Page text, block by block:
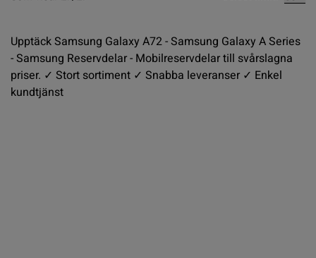
Upptäck Samsung Galaxy A72 - Samsung Galaxy A Series
- Samsung Reservdelar - Mobilreservdelar till svårslagna
priser. ✓ Stort sortiment ✓ Snabba leveranser ✓ Enkel
kundtjänst